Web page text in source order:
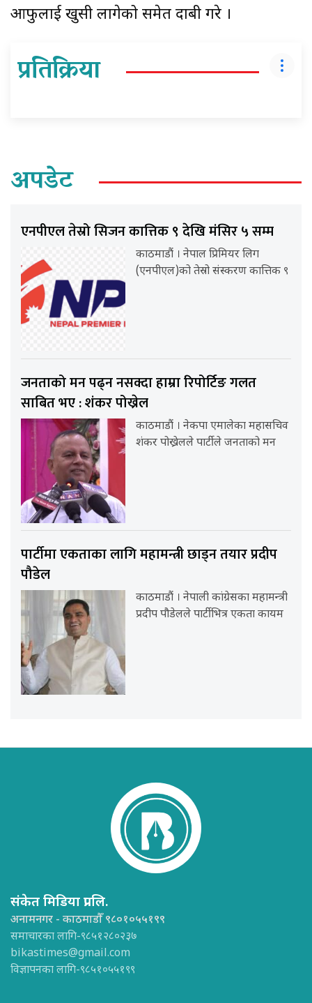
आफुलाई खुसी लागेको समेत दाबी गरे ।
प्रतिक्रिया
अपडेट
एनपीएल तेस्रो सिजन कात्तिक ९ देखि मंसिर ५ सम्म
काठमाडौं । नेपाल प्रिमियर लिग
(एनपीएल)को तेस्रो संस्करण कात्तिक ९
जनताको मन पढ्न नसक्दा हाम्रा रिपोर्टिङ गलत
साबित भए : शंकर पोख्रेल
काठमाडौं । नेकपा एमालेका महासचिव
शंकर पोख्रेलले पार्टीले जनताको मन
पार्टीमा एकताका लागि महामन्त्री छाड्न तयार प्रदीप
पौडेल
काठमाडौं । नेपाली कांग्रेसका महामन्त्री
प्रदीप पौडेलले पार्टीभित्र एकता कायम
संकेत मिडिया प्रा.लि.
अनामनगर - काठमाडौँ ९८०१०५५१९९
समाचारका लागि-९८५१२८०२३७
bikastimes@gmail.com
विज्ञापनका लागि-९८५१०५५१९९